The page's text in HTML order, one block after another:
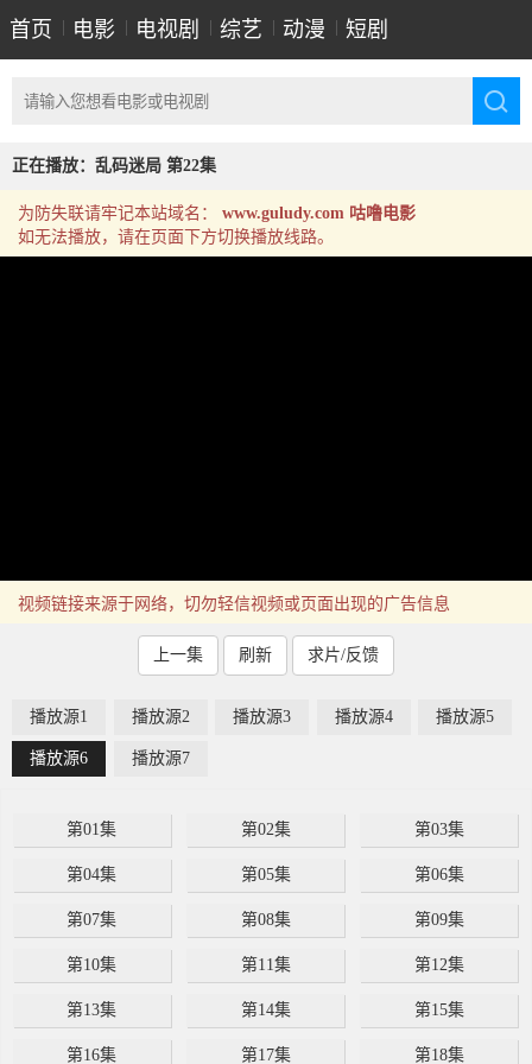
首页 电影 电视剧 综艺 动漫 短剧
正在播放：乱码迷局 第22集
为防失联请牢记本站域名： www.guludy.com 咕噜电影
如无法播放，请在页面下方切换播放线路。
视频链接来源于网络，切勿轻信视频或页面出现的广告信息
上一集 刷新 求片/反馈
播放源1 播放源2 播放源3 播放源4 播放源5
播放源6 播放源7
第01集 第02集 第03集
第04集 第05集 第06集
第07集 第08集 第09集
第10集 第11集 第12集
第13集 第14集 第15集
第16集 第17集 第18集